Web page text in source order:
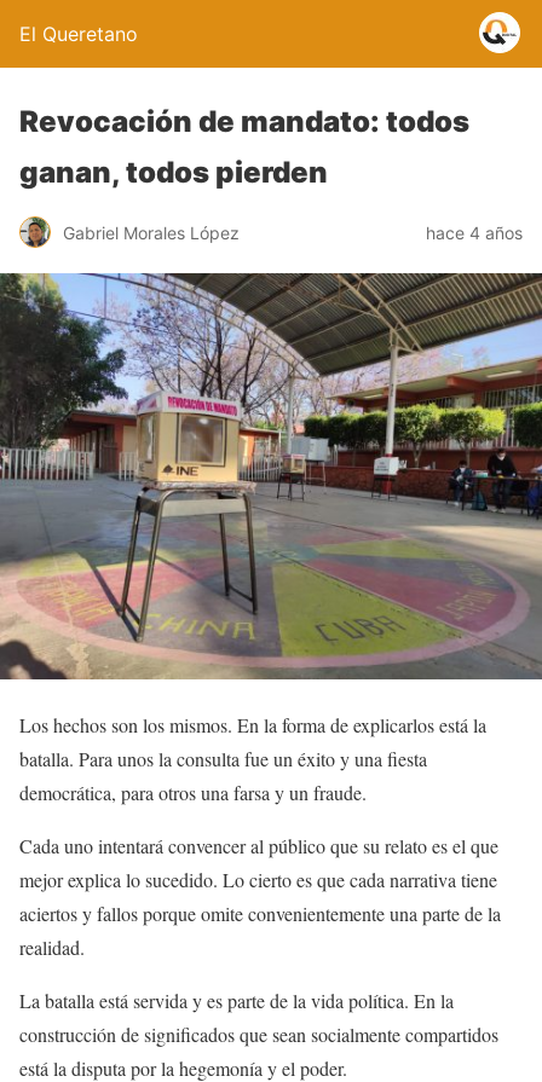
El Queretano
Revocación de mandato: todos
ganan, todos pierden
Gabriel Morales López hace 4 años
Los hechos son los mismos. En la forma de explicarlos está la
batalla. Para unos la consulta fue un éxito y una fiesta
democrática, para otros una farsa y un fraude.
Cada uno intentará convencer al público que su relato es el que
mejor explica lo sucedido. Lo cierto es que cada narrativa tiene
aciertos y fallos porque omite convenientemente una parte de la
realidad.
La batalla está servida y es parte de la vida política. En la
construcción de significados que sean socialmente compartidos
está la disputa por la hegemonía y el poder.